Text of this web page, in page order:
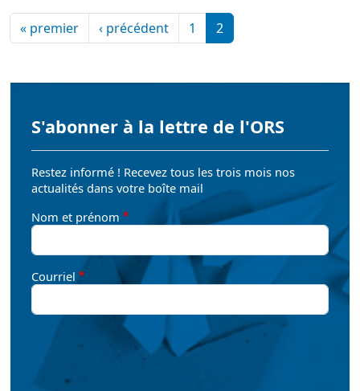
Pagination
« premierPremière page
‹ précédentPage précédente
1 2
S'abonner à la lettre de l'ORS
Restez informé ! Recevez tous les trois mois nos
actualités dans votre boîte mail
Nom et prénom
Courriel